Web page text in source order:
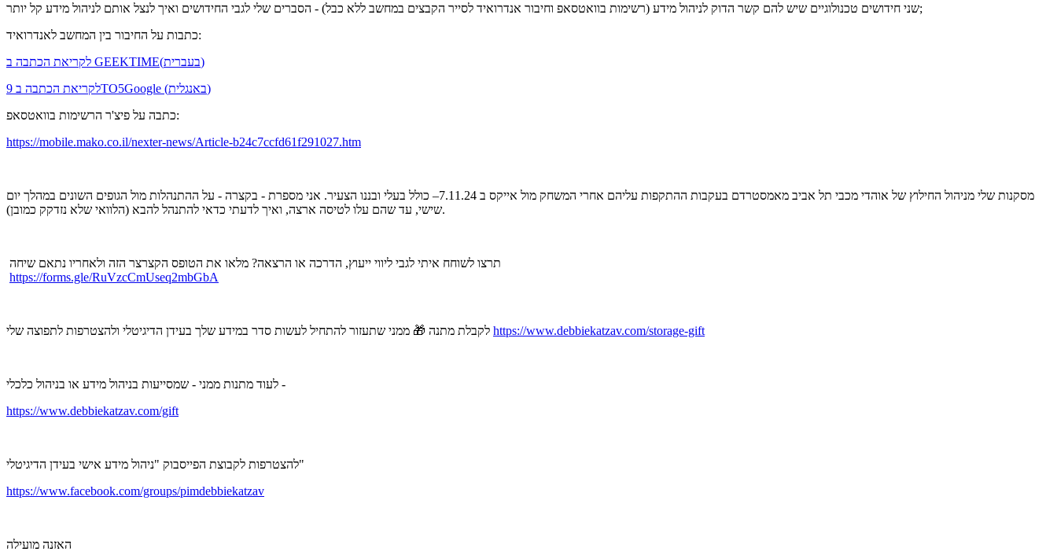
שני חידושים טכנולוגיים שיש להם קשר הדוק לניהול מידע (רשימות בוואטסאפ וחיבור אנדרואיד לסייר הקבצים במחשב ללא כבל) - הסברים שלי לגבי החידושים ואיך לנצל אותם לניהול מידע קל יותר;
כתבות על החיבור בין המחשב לאנדרואיד:
לקריאת הכתבה ב GEEKTIME(בעברית)
לקריאת הכתבה ב 9TO5Google (באנגלית)
כתבה על פיצ'ר הרשימות בוואטסאפ:
https://mobile.mako.co.il/nexter-news/Article-b24c7ccfd61f291027.htm
מסקנות שלי מניהול החילוץ של אוהדי מכבי תל אביב מאמסטרדם בעקבות ההתקפות עליהם אחרי המשחק מול אייקס ב 7.11.24– כולל בעלי ובננו הצעיר. אני מספרת - בקצרה - על ההתנהלות מול הגופים השונים במהלך יום
שישי, עד שהם עלו לטיסה ארצה, ואיך לדעתי כדאי להתנהל להבא (הלוואי שלא נזדקק כמובן).
תרצו לשוחח איתי לגבי ליווי ייעוץ, הדרכה או הרצאה? מלאו את הטופס הקצרצר הזה ולאחריו נתאם שיחה
https://forms.gle/RuVzcCmUseq2mbGbA
https://www.debbiekatzav.com/storage-gift
לעוד מתנות ממני - שמסייעות בניהול מידע או בניהול כלכלי -
https://www.debbiekatzav.com/gift
להצטרפות לקבוצת הפייסבוק "ניהול מידע אישי בעידן הדיגיטלי"
https://www.facebook.com/groups/pimdebbiekatzav
האזנה מועילה